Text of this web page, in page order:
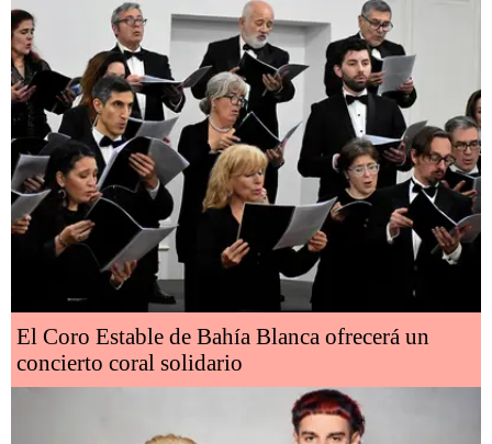
El Coro Estable de Bahía Blanca ofrecerá un
concierto coral solidario